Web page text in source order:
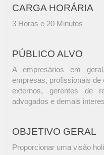
CARGA HORÁRIA
3 Horas e 20 Minutos
PÚBLICO ALVO
A empresários em
empresas, profissionais de
externos, gerentes de
advogados e demais
OBJETIVO GERAL
Proporcionar uma visão